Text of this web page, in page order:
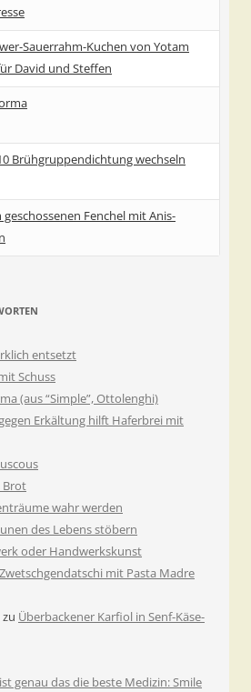
Sauerrahm-Kuchen von Yotam
David und Steffen
Brühgruppendichtung wechseln
Fenchel mit Anis-
entsetzt
Schuss
(aus “Simple”, Ottolenghi)
Erkältung hilft Haferbrei mit
Brot
wahr werden
des Lebens stöbern
oder Handwerkskunst
mit Pasta Madre
zu Überbackener Karfiol in Senf-Käse-
genau das die beste Medizin: Smile